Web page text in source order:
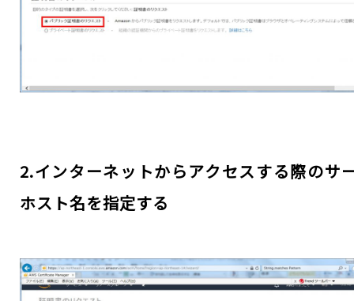
2.インターネットからアクセスする際のサ
ホスト名を指定する